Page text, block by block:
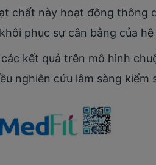
chất này hoạt động thông
phục sự cân bằng của
các kết quả trên mô hình
nghiên cứu lâm sàng